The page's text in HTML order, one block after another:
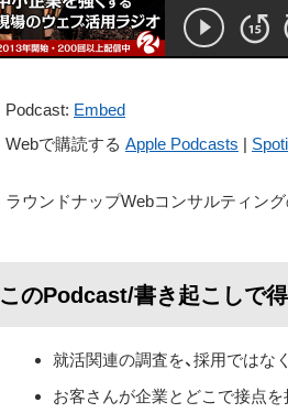
Podcast: Embed
Webで購読する Apple Podcasts |
ラウンドナップWebコンサルティング
このPodcast/書き起こしで得
就活関連の調査を、採用ではな
お客さんが企業とどこで接点